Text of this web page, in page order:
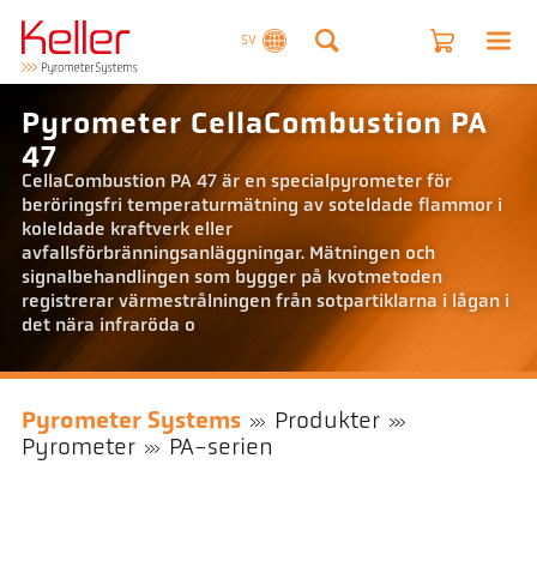
SV
Pyrometer CellaCombustion PA
47
CellaCombustion PA 47 är en specialpyrometer för
beröringsfri temperaturmätning av soteldade flammor i
koleldade kraftverk eller
avfallsförbränningsanläggningar. Mätningen och
signalbehandlingen som bygger på kvotmetoden
registrerar värmestrålningen från sotpartiklarna i lågan i
det nära infraröda o
Pyrometer Systems
Produkter
Pyrometer
PA-serien